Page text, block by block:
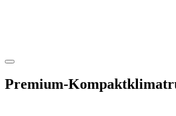
Premium-